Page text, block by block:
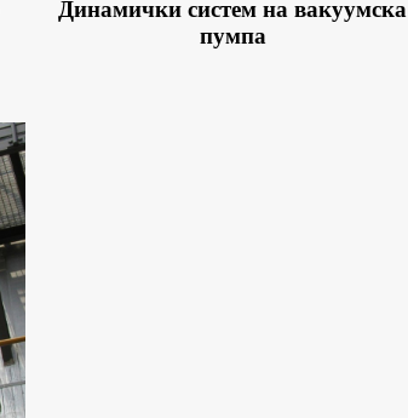
Динамички систем на вакуумска
пумпа